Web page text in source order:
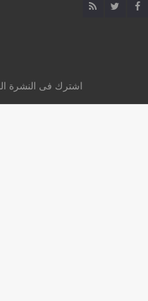
اشترك فى النشرة